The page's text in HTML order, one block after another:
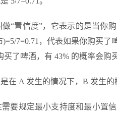
“置信度”，它表示的是当你
7=0.71，代表如果你购买了
了啤酒，有 43% 的概率会购
在 A 发生的情况下，B 发生的
要规定最小支持度和最小置